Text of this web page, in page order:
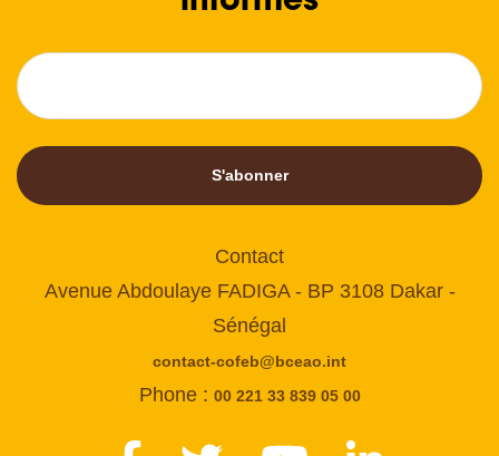
S'abonner
Contact
Avenue Abdoulaye FADIGA - BP 3108 Dakar -
Sénégal
contact-cofeb@bceao.int
Phone : 00 221 33 839 05 00